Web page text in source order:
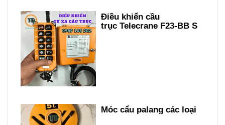
Điều khiển cầu
trục Telecrane F23-BB S
Móc cẩu palang các loại